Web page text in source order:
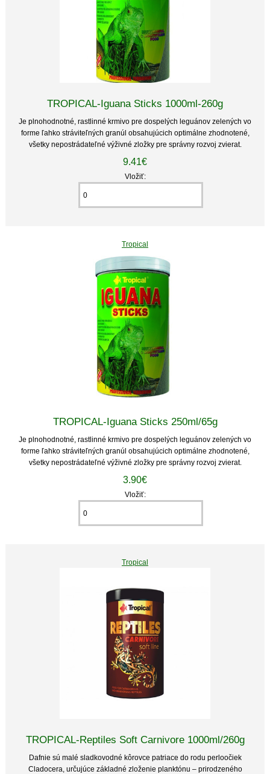
TROPICAL-Iguana Sticks 1000ml-260g
Je plnohodnotné, rastlinné krmivo pre dospelých leguánov zelených vo
forme ľahko stráviteľných granúl obsahujúcich optimálne zhodnotené,
všetky nepostrádateľné výživné zložky pre správny rozvoj zvierat.
9.41€
Vložiť:
Tropical
TROPICAL-Iguana Sticks 250ml/65g
Je plnohodnotné, rastlinné krmivo pre dospelých leguánov zelených vo
forme ľahko stráviteľných granúl obsahujúcich optimálne zhodnotené,
všetky nepostrádateľné výživné zložky pre správny rozvoj zvierat.
3.90€
Vložiť:
Tropical
TROPICAL-Reptiles Soft Carnivore 1000ml/260g
Dafnie sú malé sladkovodné kôrovce patriace do rodu perloočiek
Cladocera, určujúce základné zloženie planktónu – prirodzeného